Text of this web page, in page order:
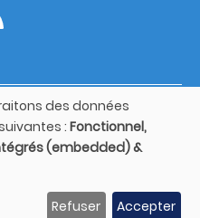
2026
légales
des données
: Fonctionnel,
(embedded) &
Refuser Accepter